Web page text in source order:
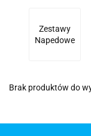
Zestawy
Napedowe
Brak produktów do